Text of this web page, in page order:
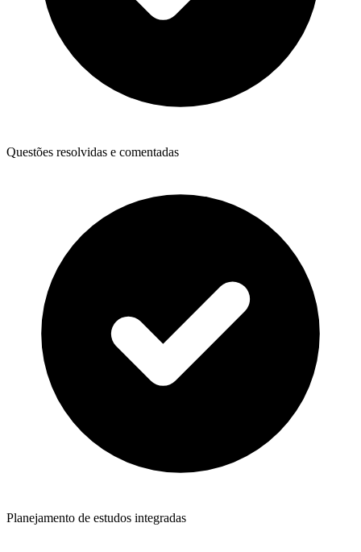
Questões resolvidas e comentadas
Planejamento de estudos integradas